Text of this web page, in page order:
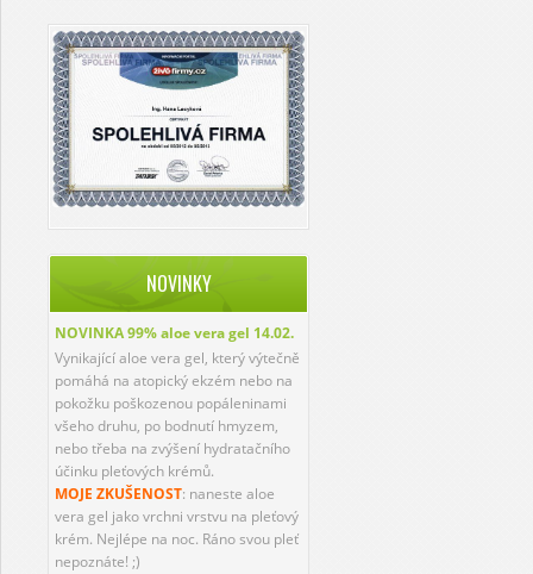
NOVINKY
NOVINKA 99% aloe vera gel 14.02.
Vynikající aloe vera gel, který výtečně
pomáhá na atopický ekzém nebo na
pokožku poškozenou popáleninami
všeho druhu, po bodnutí hmyzem,
nebo třeba na zvýšení hydratačního
účinku pleťových krémů.
MOJE ZKUŠENOST: naneste aloe
vera gel jako vrchni vrstvu na pleťový
krém. Nejlépe na noc. Ráno svou pleť
nepoznáte! ;)